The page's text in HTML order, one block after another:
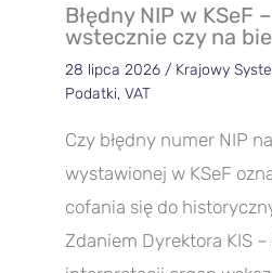
Błędny NIP w KSeF
wstecznie czy na
28 lipca 2026 / Krajowy
Podatki, VAT
Czy błędny numer NIP
wystawionej w KSeF
cofania się do
Zdaniem Dyrektora KIS